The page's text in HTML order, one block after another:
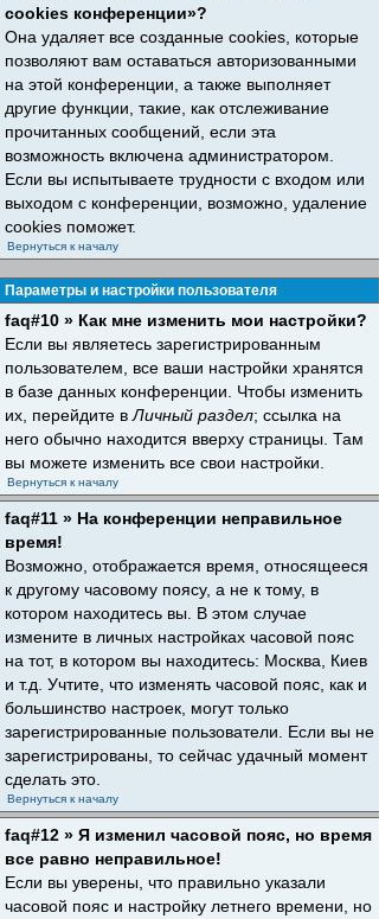
cookies конференции»?
Она удаляет все созданные cookies, которые
позволяют вам оставаться авторизованными
на этой конференции, а также выполняет
другие функции, такие, как отслеживание
прочитанных сообщений, если эта
возможность включена администратором.
Если вы испытываете трудности с входом или
выходом с конференции, возможно, удаление
cookies поможет.
Вернуться к началу
Параметры и настройки пользователя
faq#10 » Как мне изменить мои настройки?
Если вы являетесь зарегистрированным
пользователем, все ваши настройки хранятся
в базе данных конференции. Чтобы изменить
их, перейдите в Личный раздел; ссылка на
него обычно находится вверху страницы. Там
вы можете изменить все свои настройки.
Вернуться к началу
faq#11 » На конференции неправильное
время!
Возможно, отображается время, относящееся
к другому часовому поясу, а не к тому, в
котором находитесь вы. В этом случае
измените в личных настройках часовой пояс
на тот, в котором вы находитесь: Москва, Киев
и т.д. Учтите, что изменять часовой пояс, как и
большинство настроек, могут только
зарегистрированные пользователи. Если вы не
зарегистрированы, то сейчас удачный момент
сделать это.
Вернуться к началу
faq#12 » Я изменил часовой пояс, но время
все равно неправильное!
Если вы уверены, что правильно указали
часовой пояс и настройку летнего времени, но